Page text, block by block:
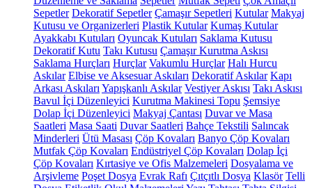
Sepetler Dekoratif Sepetler Çamaşır Sepetleri Kutular Makyaj
Kutusu ve Organizerleri Plastik Kutular Kumaş Kutular
Ayakkabı Kutuları Oyuncak Kutuları Saklama Kutusu
Dekoratif Kutu Takı Kutusu Çamaşır Kurutma Askısı
Saklama Hurçları Hurçlar Vakumlu Hurçlar Halı Hurcu
Askılar Elbise ve Aksesuar Askıları Dekoratif Askılar Kapı
Arkası Askıları Yapışkanlı Askılar Vestiyer Askısı Takı Askısı
Bavul İçi Düzenleyici Kurutma Makinesi Topu Şemsiye
Dolap İçi Düzenleyici Makyaj Çantası Duvar ve Masa
Saatleri Masa Saati Duvar Saatleri Bahçe Tekstili Salıncak
Minderleri Ütü Masası Çöp Kovaları Banyo Çöp Kovaları
Mutfak Çöp Kovaları Endüstriyel Çöp Kovaları Dolap İçi
Çöp Kovaları Kırtasiye ve Ofis Malzemeleri Dosyalama ve
Arşivleme Poşet Dosya Evrak Rafı Çıtçıtlı Dosya Klasör Telli